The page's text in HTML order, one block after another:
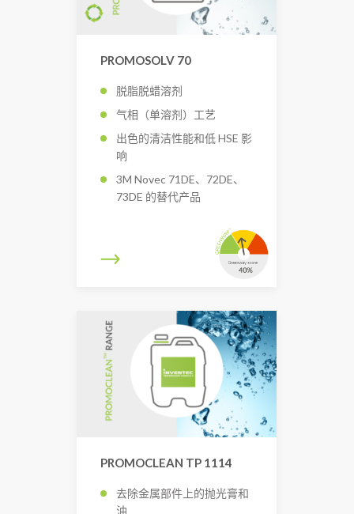
PROMOSOLV 70
脱脂脱蜡溶剂
气相（单溶剂）工艺
出色的清洁性能和低 HSE 影
响
3M Novec 71DE、72DE、
73DE 的替代产品
PROMOCLEAN TP 1114
去除金属部件上的抛光膏和
油